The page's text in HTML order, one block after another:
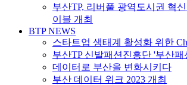
부산TP, 리버풀 광역도시권 혁
이블 개최
BTP NEWS
스타트업 생태계 활성화 위한
부산TP 신발패션진흥단 '부산패
데이터로 부산을 변화시키다
부산 데이터 위크 2023 개최